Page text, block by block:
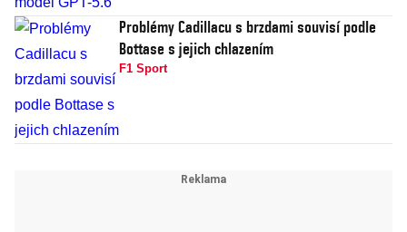
Problémy Cadillacu s brzdami souvisí podle
Bottase s jejich chlazením
F1 Sport